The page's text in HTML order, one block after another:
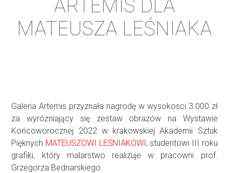
ARTEMIS DLA
MATEUSZA LEŚNIAKA
Galeria Artemis przyznała nagrodę w wysokosci 3.000 zł
za wyróżniający się zestaw obrazów na Wystawie
Końcoworocznej 2022 w krakowskiej Akademii Sztuk
Pięknych MATEUSZOWI LEŚNIAKOWI, studentowi III roku
grafiki, który malarstwo realizuje w pracowni prof.
Grzegorza Bednarskiego.